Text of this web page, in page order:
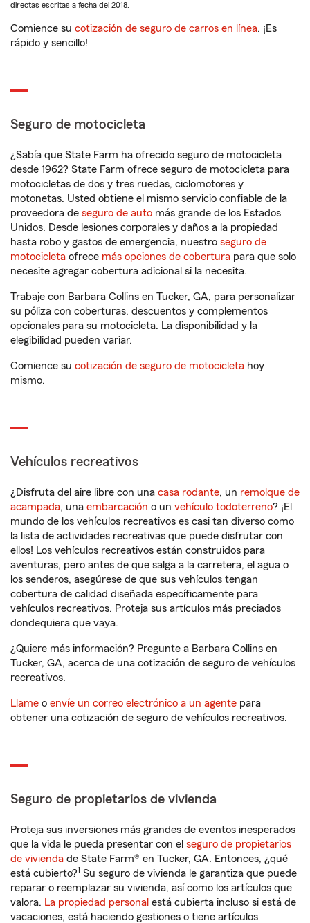
directas escritas a fecha del 2018.
Comience su cotización de seguro de carros en línea. ¡Es
rápido y sencillo!
Seguro de motocicleta
¿Sabía que State Farm ha ofrecido seguro de motocicleta
desde 1962? State Farm ofrece seguro de motocicleta para
motocicletas de dos y tres ruedas, ciclomotores y
motonetas. Usted obtiene el mismo servicio confiable de la
proveedora de seguro de auto más grande de los Estados
Unidos. Desde lesiones corporales y daños a la propiedad
hasta robo y gastos de emergencia, nuestro seguro de
motocicleta ofrece más opciones de cobertura para que solo
necesite agregar cobertura adicional si la necesita.
Trabaje con Barbara Collins en Tucker, GA, para personalizar
su póliza con coberturas, descuentos y complementos
opcionales para su motocicleta. La disponibilidad y la
elegibilidad pueden variar.
Comience su cotización de seguro de motocicleta hoy
mismo.
Vehículos recreativos
¿Disfruta del aire libre con una casa rodante, un remolque de
acampada, una embarcación o un vehículo todoterreno? ¡El
mundo de los vehículos recreativos es casi tan diverso como
la lista de actividades recreativas que puede disfrutar con
ellos! Los vehículos recreativos están construidos para
aventuras, pero antes de que salga a la carretera, el agua o
los senderos, asegúrese de que sus vehículos tengan
cobertura de calidad diseñada específicamente para
vehículos recreativos. Proteja sus artículos más preciados
dondequiera que vaya.
¿Quiere más información? Pregunte a Barbara Collins en
Tucker, GA, acerca de una cotización de seguro de vehículos
recreativos.
Llame o envíe un correo electrónico a un agente para
obtener una cotización de seguro de vehículos recreativos.
Seguro de propietarios de vivienda
Proteja sus inversiones más grandes de eventos inesperados
que la vida le pueda presentar con el seguro de propietarios
de vivienda de State Farm® en Tucker, GA. Entonces, ¿qué
está cubierto?1 Su seguro de vivienda le garantiza que puede
reparar o reemplazar su vivienda, así como los artículos que
valora. La propiedad personal está cubierta incluso si está de
vacaciones, está haciendo gestiones o tiene artículos